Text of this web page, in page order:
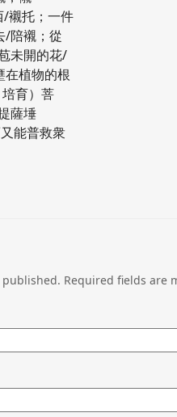
襯托；一件
/陪襯；從
未開的花/
在植物的根
育）菩
薩埵
能普救衆
Required fields are